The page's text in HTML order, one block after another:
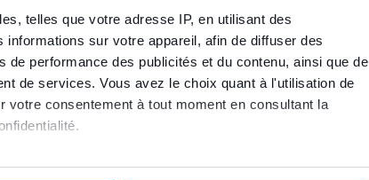
telles que votre adresse IP, en utilisant des
sur votre appareil, afin de diffuser des
performance des publicités et du contenu, ainsi que de
de services. Vous avez le choix quant à l'utilisation de
consentement à tout moment en consultant la